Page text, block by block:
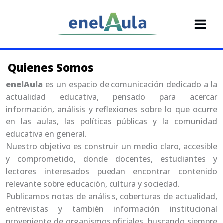
Quienes Somos
enelAula es un espacio de comunicación dedicado a la
actualidad educativa, pensado para acercar
información, análisis y reflexiones sobre lo que ocurre
en las aulas, las políticas públicas y la comunidad
educativa en general.
Nuestro objetivo es construir un medio claro, accesible
y comprometido, donde docentes, estudiantes y
lectores interesados puedan encontrar contenido
relevante sobre educación, cultura y sociedad.
Publicamos notas de análisis, coberturas de actualidad,
entrevistas y también información institucional